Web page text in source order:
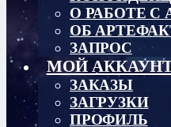
О РАБОТЕ С
ОБ
ЗАПРОС
МОЙ
ЗАКАЗЫ
ЗАГРУЗКИ
ПРОФИЛЬ